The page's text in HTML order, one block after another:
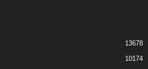
13678
10174